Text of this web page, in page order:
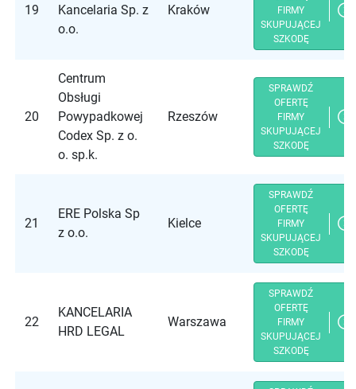
19
Kancelaria Sp. z
o.o.
Kraków
FIRMY
SKUPUJĄCEJ
SZKODĘ
20
Centrum
Obsługi
Powypadkowej
Codex Sp. z o.
o. sp.k.
Rzeszów
SPRAWDŹ
OFERTĘ
FIRMY
SKUPUJĄCEJ
SZKODĘ
21
ERE Polska Sp
z o.o.
Kielce
SPRAWDŹ
OFERTĘ
FIRMY
SKUPUJĄCEJ
SZKODĘ
22
KANCELARIA
HRD LEGAL
Warszawa
SPRAWDŹ
OFERTĘ
FIRMY
SKUPUJĄCEJ
SZKODĘ